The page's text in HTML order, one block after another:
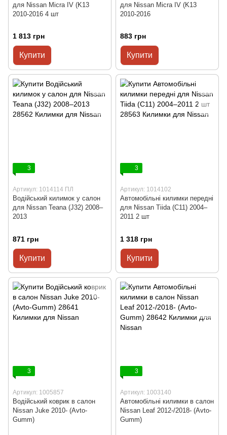
для Nissan Micra IV (K13
2010-2016 4 шт
1 813 грн
Купити
для Nissan Micra IV (K13
2010-2016
883 грн
Купити
3
Артикул: 1014114 ПЛ
Водійський килимок у салон
для Nissan Teana (J32) 2008–
2013
871 грн
Купити
3
Артикул: 1014102
Автомобільні килимки передні
для Nissan Tiida (C11) 2004–
2011 2 шт
1 318 грн
Купити
3
Артикул: 1005857
Водійський коврик в салон
Nissan Juke 2010- (Avto-
Gumm)
3
Артикул: 1003140
Автомобільні килимки в салон
Nissan Leaf 2012-/2018- (Avto-
Gumm)